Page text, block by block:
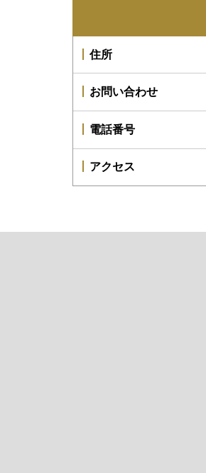
住所
お問い合わせ
電話番号
アクセス